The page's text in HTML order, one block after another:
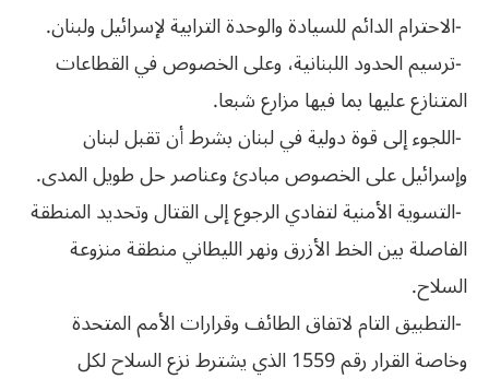
‭- ‬الاحترام‮ ‬الدائم‮ ‬للسيادة‮ ‬والوحدة‮ ‬الترابية‮ ‬لإسرائيل‮ ‬ولبنان‮.‬
‬المتنازع‮ ‬عليها‮ ‬بما‮ ‬فيها‮ ‬مزارع‮ ‬شبعا‮.‬
‬وإسرائيل‮ ‬على‮ ‬الخصوص‮ ‬مبادئ‮ ‬وعناصر‮ ‬حل‮ ‬طويل‮ ‬المدى‮.‬
‬السلاح‮.‬